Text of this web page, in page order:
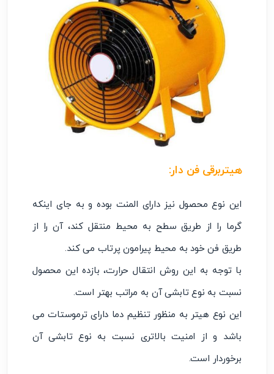
هیتربرقی فن دار:
این نوع محصول نیز دارای المنت بوده و به جای اینکه
گرما را از طریق سطح به محیط منتقل کند، آن را از
طریق فن خود به محیط پیرامون پرتاب می کند.
با توجه به این روش انتقال حرارت، بازده این محصول
نسبت به نوع تابشی آن به مراتب بهتر است.
این نوع هیتر به منظور تنظیم دما دارای ترموستات می
باشد و از امنیت بالاتری نسبت به نوع تابشی آن
برخوردار است.